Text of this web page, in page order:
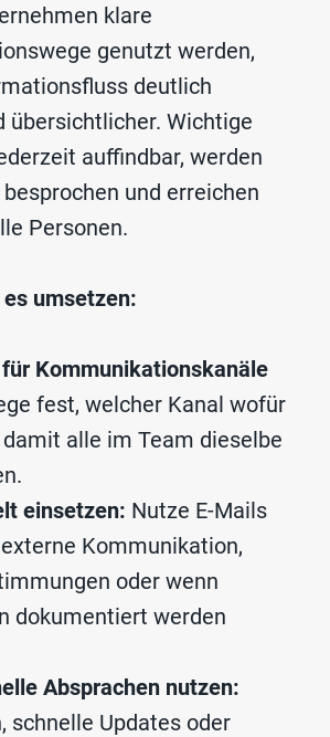
klare
genutzt werden,
deutlich
übersichtlicher. Wichtige
auffindbar, werden
und erreichen
Personen.
umsetzen:
Kommunikationskanäle
fest, welcher Kanal wofür
alle im Team dieselbe
einsetzen: Nutze E-Mails
Kommunikation,
oder wenn
dokumentiert werden
Absprachen nutzen:
schnelle Updates oder